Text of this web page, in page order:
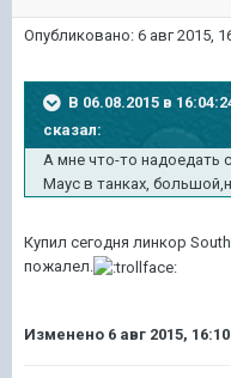
Опубликовано: 6 авг 2015,
В 06.08.2015 в
сказал:
А мне что-то надоедать
Маус в танках,
Купил сегодня линкор
пожалел.
Изменено 6 авг 2015,